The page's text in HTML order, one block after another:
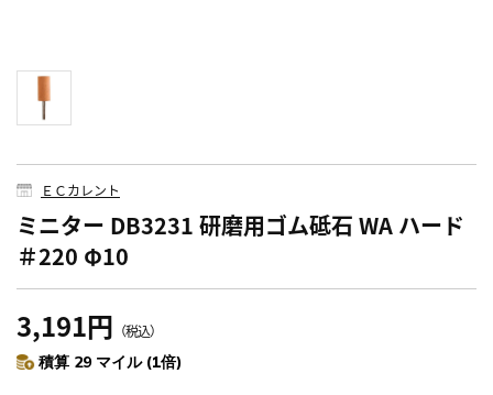
ＥＣカレント
ミニター DB3231 研磨用ゴム砥石 WA ハード
＃220 Φ10
3,191円 （税込）
積算 29 マイル (1倍)